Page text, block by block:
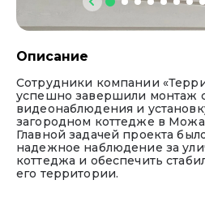
Описание
Сотрудники компании
успешно завершили монтаж
видеонаблюдения и
загородном коттедже в
Главной задачей проекта
надежное наблюдение за
коттеджа и обеспечить
его территории.